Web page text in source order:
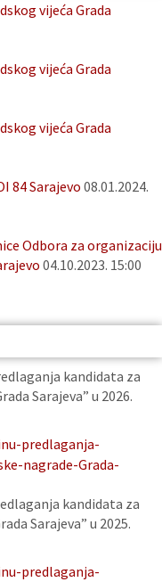
vijeća Grada
vijeća Grada
vijeća Grada
84 Sarajevo 08.01.2024.
Odbora za organizaciju
04.10.2023. 15:00
kandidata za
Sarajeva” u 2026.
predlaganja-
nagrade-Grada-
kandidata za
Sarajeva” u 2025.
predlaganja-